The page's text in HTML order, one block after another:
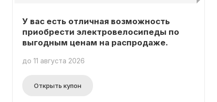
У вас есть отличная возможность
приобрести электровелосипеды по
выгодным ценам на распродаже.
до 11 августа 2026
Открыть купон